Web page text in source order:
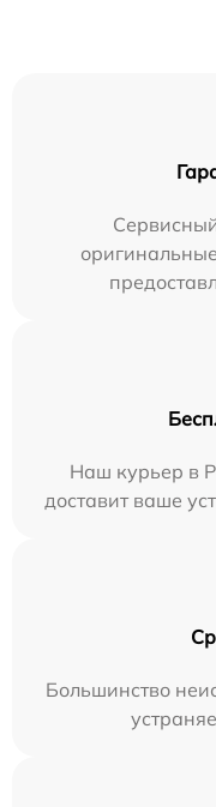
Наш курьер в
доставит ваше
Большинство